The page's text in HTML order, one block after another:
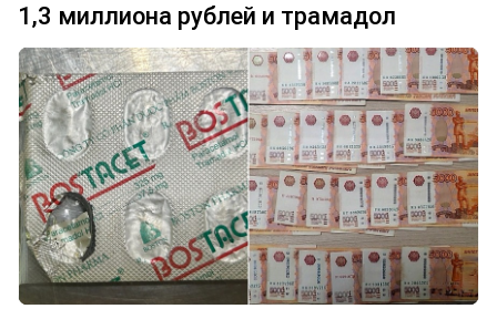
1,3 миллиона рублей и трамадол